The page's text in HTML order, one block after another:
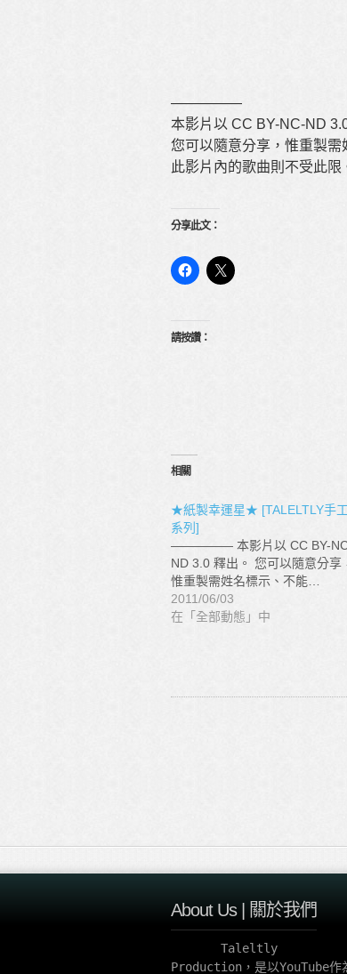
—————
本影片以 CC BY-NC-ND
您可以隨意分享，惟重製需
此影片內的歌曲則不受此限
分享此文：
請按讚：
相關
★紙製幸運星★ [TALELTLY手工
系列]
————— 本影片以 CC BY-
ND 3.0 釋出。 您可以隨意分享
惟重製需姓名標示、不能…
2011/06/03
在「全部動態」中
About Us | 關於我們
Taleltly
Production，是以YouTube作